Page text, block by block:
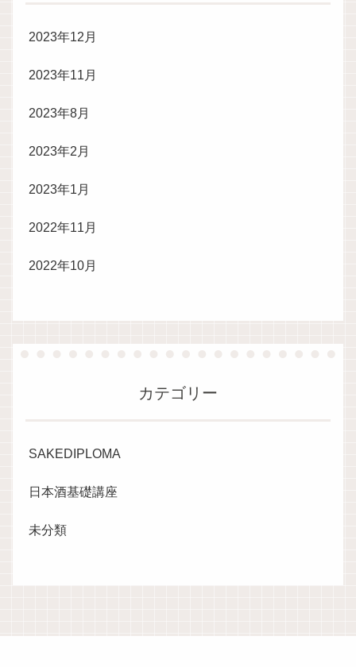
2023年12月
2023年11月
2023年8月
2023年2月
2023年1月
2022年11月
2022年10月
カテゴリー
SAKEDIPLOMA
日本酒基礎講座
未分類